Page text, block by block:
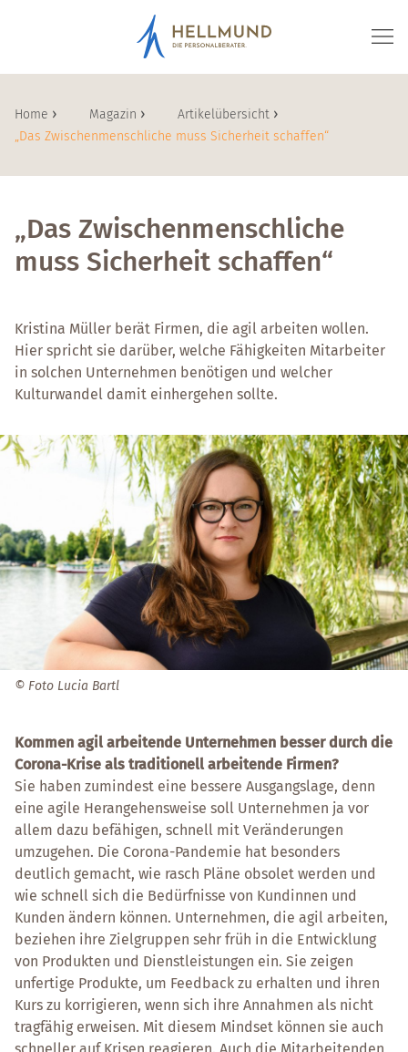
Home Magazin
Artikelübersicht
„Das Zwischenmenschliche muss Sicherheit schaffen“
„Das Zwischenmenschliche
muss Sicherheit schaffen“
Kristina Müller berät Firmen, die agil arbeiten wollen.
Hier spricht sie darüber, welche Fähigkeiten Mitarbeiter
in solchen Unternehmen benötigen und welcher
Kulturwandel damit einhergehen sollte.
© Foto Lucia Bartl
Kommen agil arbeitende Unternehmen besser durch die
Corona-Krise als traditionell arbeitende Firmen?
Sie haben zumindest eine bessere Ausgangslage, denn
eine agile Herangehensweise soll Unternehmen ja vor
allem dazu befähigen, schnell mit Veränderungen
umzugehen. Die Corona-Pandemie hat besonders
deutlich gemacht, wie rasch Pläne obsolet werden und
wie schnell sich die Bedürfnisse von Kundinnen und
Kunden ändern können. Unternehmen, die agil arbeiten,
beziehen ihre Zielgruppen sehr früh in die Entwicklung
von Produkten und Dienstleistungen ein. Sie zeigen
unfertige Produkte, um Feedback zu erhalten und ihren
Kurs zu korrigieren, wenn sich ihre Annahmen als nicht
tragfähig erweisen. Mit diesem Mindset können sie auch